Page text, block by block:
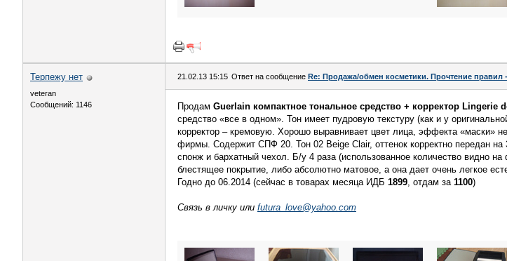
Терпежу нет
veteran
Сообщений: 1146
21.02.13 15:15 Ответ на сообщение Re: Продажа/обмен косметики. Прочтение
Продам Guerlain компактное тональное средство + корректор Lingerie
средство «все в одном». Тон имеет пудровую текстуру (как и у
корректор – кремовую. Хорошо выравнивает цвет лица, эффекта «маски»
фирмы. Содержит СПФ 20. Тон 02 Beige Clair, оттенок корректно передан
спонж и бархатный чехол. Б/у 4 раза (использованное количество видно
блестящее покрытие, либо абсолютно матовое, а она дает очень легкое
Годно до 06.2014 (сейчас в товарах месяца ИДБ 1899, отдам за 1100)
Связь в личку или futura_love@yahoo.com